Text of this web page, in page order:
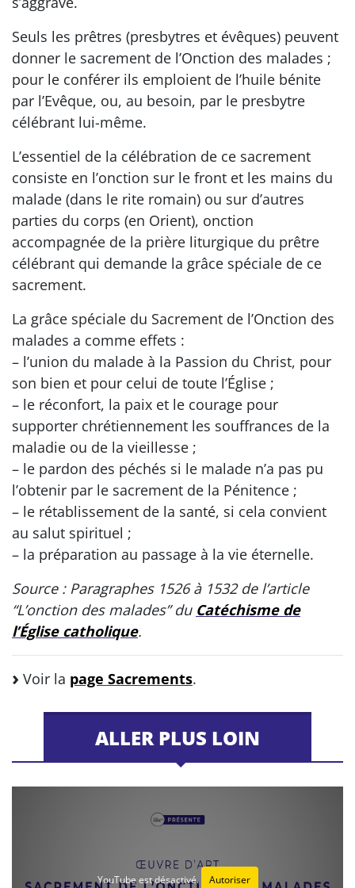
Seuls les prêtres (presbytres et évêques) peuvent
donner le sacrement de l’Onction des malades ;
pour le conférer ils emploient de l’huile bénite
par l’Evêque, ou, au besoin, par le presbytre
célébrant lui-même.
L’essentiel de la célébration de ce sacrement
consiste en l’onction sur le front et les mains du
malade (dans le rite romain) ou sur d’autres
parties du corps (en Orient), onction
accompagnée de la prière liturgique du prêtre
célébrant qui demande la grâce spéciale de ce
sacrement.
La grâce spéciale du Sacrement de l’Onction des
malades a comme effets :
– l’union du malade à la Passion du Christ, pour
son bien et pour celui de toute l’Église ;
– le réconfort, la paix et le courage pour
supporter chrétiennement les souffrances de la
maladie ou de la vieillesse ;
– le pardon des péchés si le malade n’a pas pu
l’obtenir par le sacrement de la Pénitence ;
– le rétablissement de la santé, si cela convient
au salut spirituel ;
– la préparation au passage à la vie éternelle.
Source : Paragraphes 1526 à 1532 de l’article
“L’onction des malades” du Catéchisme de
l’Église catholique.
Voir la page Sacrements.
ALLER PLUS LOIN
YouTube est désactivé. Autoriser